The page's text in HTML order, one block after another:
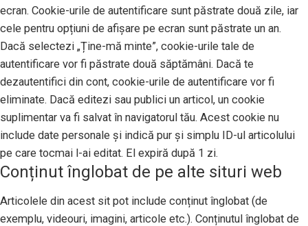
ecran. Cookie-urile de autentificare sunt păstrate două zile, iar
cele pentru opțiuni de afișare pe ecran sunt păstrate un an.
Dacă selectezi „Ține-mă minte”, cookie-urile tale de
autentificare vor fi păstrate două săptămâni. Dacă te
dezautentifici din cont, cookie-urile de autentificare vor fi
eliminate. Dacă editezi sau publici un articol, un cookie
suplimentar va fi salvat în navigatorul tău. Acest cookie nu
include date personale și indică pur și simplu ID-ul articolului
pe care tocmai l-ai editat. El expiră după 1 zi.
Conținut înglobat de pe alte situri web
Articolele din acest sit pot include conținut înglobat (de
exemplu, videouri, imagini, articole etc.). Conținutul înglobat de